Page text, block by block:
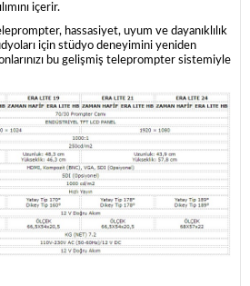
içerir.
hassasiyet, uyum ve dayanıklılık
için stüdyo deneyimini yeniden
bu gelişmiş teleprompter sistemiyle